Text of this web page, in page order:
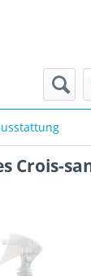
Crois-